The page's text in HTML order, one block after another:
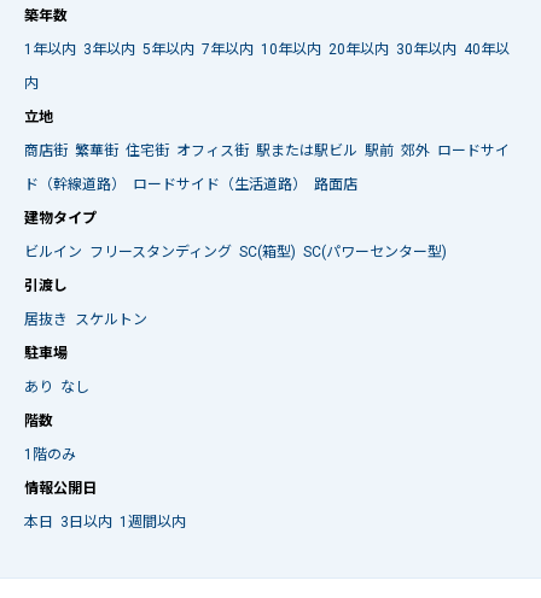
築年数
1年以内 3年以内 5年以内 7年以内 10年以内 20年以内 30年以内 40年以
内
立地
商店街 繁華街 住宅街 オフィス街 駅または駅ビル 駅前 郊外 ロードサイ
ド（幹線道路）
ロードサイド（生活道路）
路面店
建物タイプ
ビルイン フリースタンディング SC(箱型) SC(パワーセンター型)
引渡し
居抜き
スケルトン
駐車場
あり
なし
階数
1階のみ
情報公開日
本日 3日以内 1週間以内